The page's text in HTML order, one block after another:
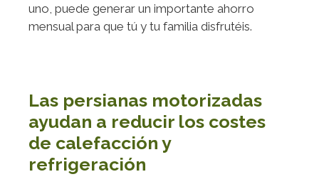
uno, puede generar un importante ahorro
mensual para que tú y tu familia disfrutéis.
Las persianas motorizadas
ayudan a reducir los costes
de calefacción y
refrigeración